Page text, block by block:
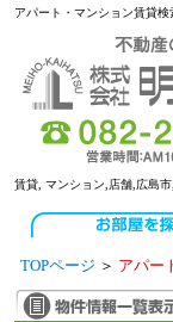
アパート・マンション賃貸
賃貸, マンション,店舗,広島
TOPページ ＞ アパー